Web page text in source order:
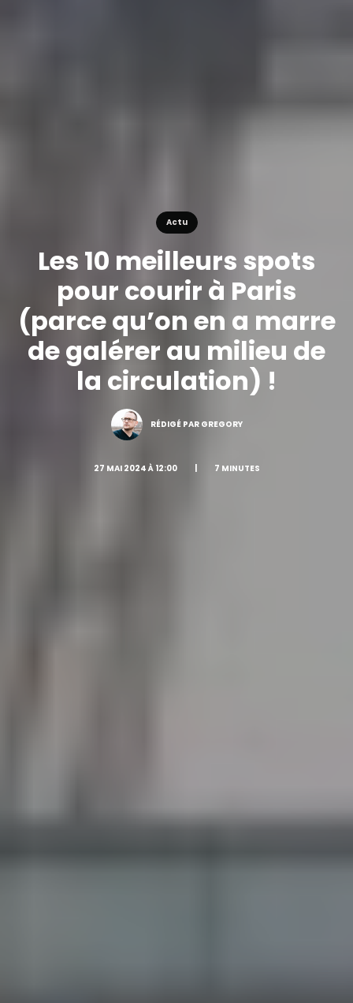
Actu
Les 10 meilleurs spots
pour courir à Paris
(parce qu’on en a marre
de galérer au milieu de
la circulation) !
RÉDIGÉ PAR GREGORY
27 MAI 2024 À 12:00 7 MINUTES